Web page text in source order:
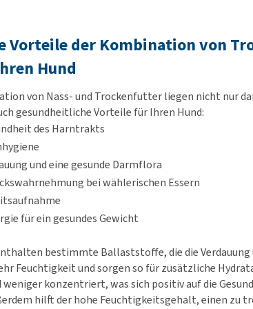
Vorteile der Kombination von
Hund
von Nass- und Trockenfutter liegen nicht nur
gesundheitliche Vorteile für Ihren Hund:
des Harntrakts
und eine gesunde Darmflora
bei wählerischen Essern
für ein gesundes Gewicht
bestimmte Ballaststoffe, die die
Feuchtigkeit und sorgen so für zusätzliche
weniger konzentriert, was sich positiv auf die
hilft der hohe Feuchtigkeitsgehalt, einen zu